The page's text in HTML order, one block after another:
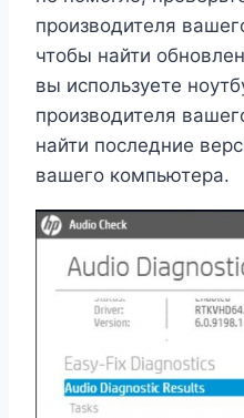
производителя
чтобы найти
вы используете
производителя
найти последние
вашего компьютера.